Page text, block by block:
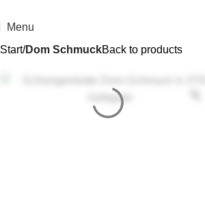
Menu
Start Dom SchmuckBack to products